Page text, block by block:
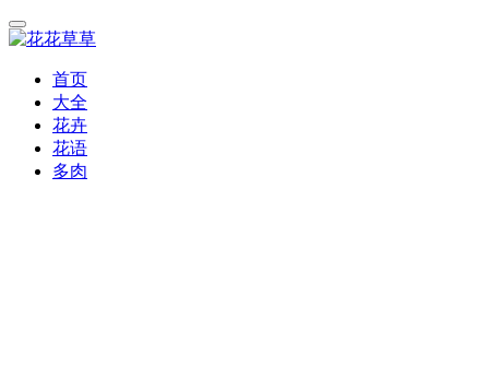
首页
大全
花卉
花语
多肉